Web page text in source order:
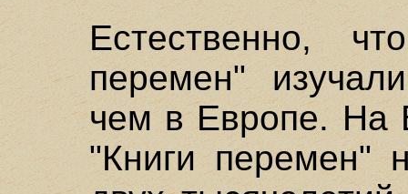
Естественно,
перемен"
чем в Европе. На
"Книги перемен"